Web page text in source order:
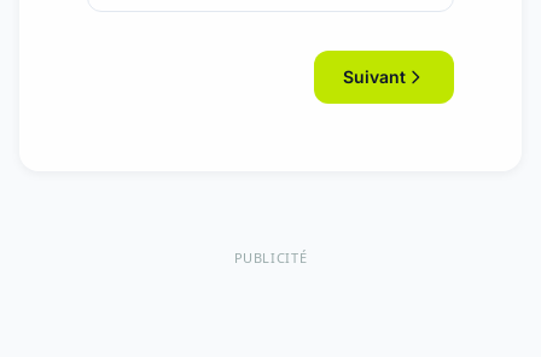
Suivant
PUBLICITÉ